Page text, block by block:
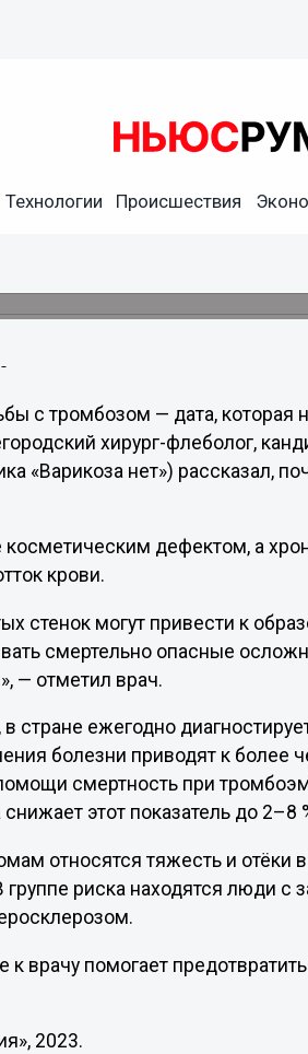
Технологии Происшествияо риске
с тромбозом — дата, которая
хирург-флеболог,
«Варикоза нет») рассказал,
косметическим дефектом, а
крови.
стенок могут привести к
смертельно опасные
— отметил врач.
ежегодно
болезни приводят к более
смертность при
этот показатель до 2–8
относятся тяжесть и отёки
риска находятся люди с
врачу помогает
2023.